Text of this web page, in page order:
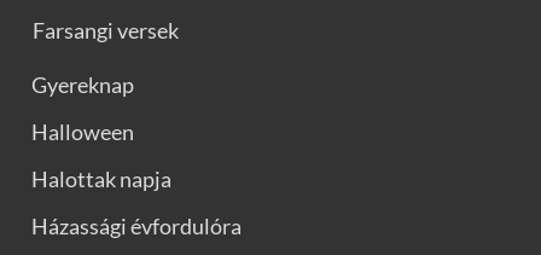
Farsangi versek
Gyereknap
Halloween
Halottak napja
Házassági évfordulóra